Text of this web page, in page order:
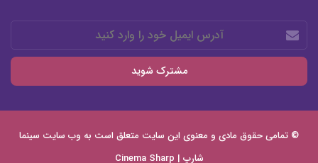
آدرس
ایمیل
خود
وارد
© تمامی حقوق مادی و معنوی این سایت متعلق است به وب سایت سینما
شارپ | Cinema Sharp